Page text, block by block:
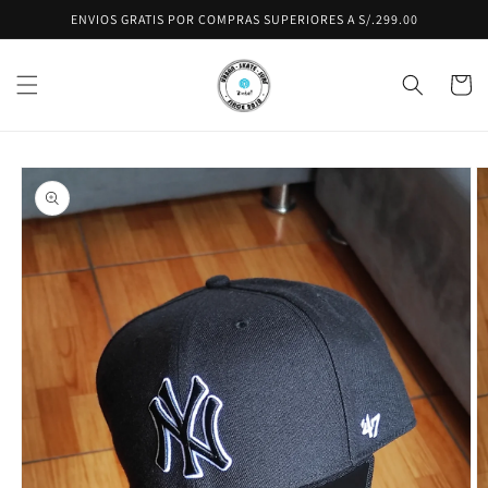
directamente
al contenido
ENVIOS GRATIS POR COMPRAS SUPERIORES A S/.299.00
Carrito
directamente
a la
información
del producto